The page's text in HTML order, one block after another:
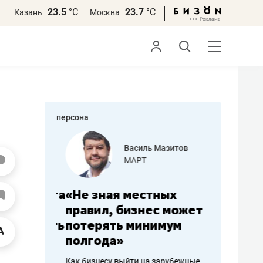
Казань 23.5 °С Москва 23.7 °С
персона
работа
Василь Мазитов
МАРТ
«Не зная местных
правил, бизнес может
потерять минимум
полгода»